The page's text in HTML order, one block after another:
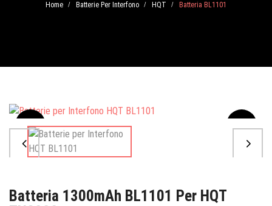
Home / Batterie Per Interfono / HQT / Batteria BL1101
Sale
Batteria 1300mAh BL1101 Per HQT